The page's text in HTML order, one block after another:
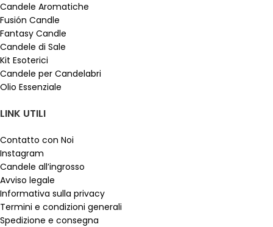
Candele Aromatiche
Fusión Candle
Fantasy Candle
Candele di Sale
Kit Esoterici
Candele per Candelabri
Olio Essenziale
LINK UTILI
Contatto con Noi
Instagram
Candele all’ingrosso
Avviso legale
Informativa sulla privacy
Termini e condizioni generali
Spedizione e consegna